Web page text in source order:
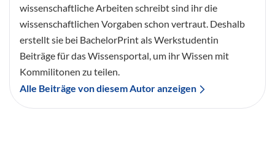
wissenschaftliche Arbeiten schreibt sind ihr die
wissenschaftlichen Vorgaben schon vertraut. Deshalb
erstellt sie bei BachelorPrint als Werkstudentin
Beiträge für das Wissensportal, um ihr Wissen mit
Kommilitonen zu teilen.
Alle Beiträge von diesem Autor anzeigen